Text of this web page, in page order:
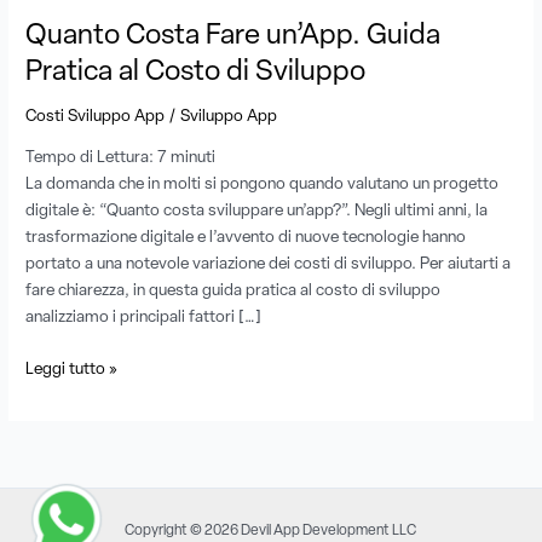
Quanto Costa Fare un’App. Guida
Pratica al Costo di Sviluppo
Costi Sviluppo App /Sviluppo App
Tempo di Lettura: 7 minuti
La domanda che in molti si pongono quando valutano un progetto
digitale è: “Quanto costa sviluppare un’app?”. Negli ultimi anni, la
trasformazione digitale e l’avvento di nuove tecnologie hanno
portato a una notevole variazione dei costi di sviluppo. Per aiutarti a
fare chiarezza, in questa guida pratica al costo di sviluppo
analizziamo i principali fattori […]
Sviluppo
Leggi tutto »
Copyright © 2026 Devil App Development LLC